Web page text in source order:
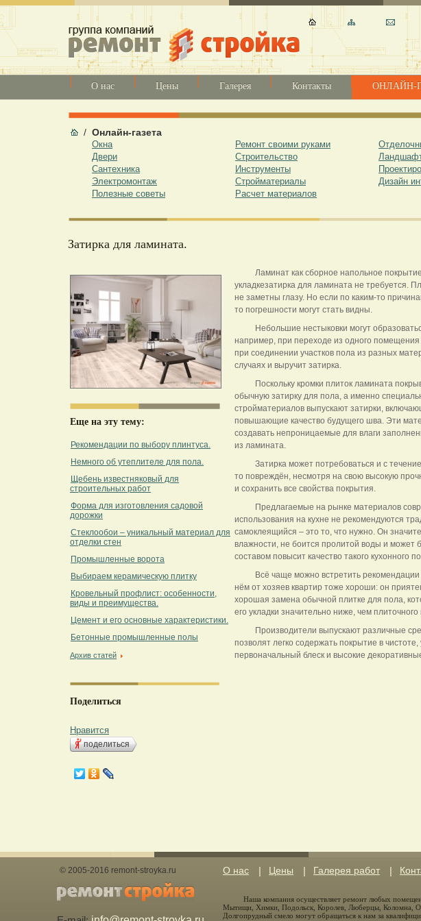
О нас Цены Галерея Контакты ОНЛАЙН-
/ Онлайн-газета
Окна Ремонт своими руками
Двери
Строительство
Сантехника
Инструменты
Электромонтаж
Стройматериалы Дизайн
Полезные советы
Расчет материалов
Затирка для ламината.
Ламинат как сборное напольное
укладкезатирка для ламината не требуется.
не заметны глазу. Но если по каким-то
то погрешности могут стать видны.
Небольшие нестыковки могут
например, при переходе из одного
при соединении участков пола из разных
случаях и выручит затирка.
Поскольку кромки плиток ламината
обычную затирку для пола, а именно
стройматериалов выпускают затирки,
повышающие качество будущего шва. Эти
создавать непроницаемые для влаги
из ламината.
Затирка может потребоваться и с
то повреждён, несмотря на свою высокую
и сохранить все свойства покрытия.
Предлагаемые на рынке материалов
использования на кухне не рекомендуются
самоклеящийся – это то, что нужно. Он
влажности, не боится пролитой воды и может
составом повысит качество такого кухонного
Всё чаще можно встретить
нём от хозяев квартир тоже хороши: он
хорошая замена обычной плитке для пола,
его укладки значительно ниже, чем плиточного
Производители выпускают различные
позволят легко содержать покрытие в
первоначальный блеск и высокие
Еще на эту тему:
Рекомендации по выбору плинтуса.
Немного об утеплителе для пола.
Щебень известняковый для
строительных работ
Форма для изготовления садовой
дорожки
Стеклообои – уникальный материал для
отделки стен
Промышленные ворота
Выбираем керамическую плитку
Кровельный профлист: особенности,
виды и преимущества.
Цемент и его основные характеристики.
Бетонные промышленные полы
Архив статей
Поделиться
Нравится
поделиться
О нас Цены Галерея работ
Наша компания осуществляет ремонт любых
Мытищи, Химки, Подольск, Королев, Люберцы, Коломна,
Долгопрудный смело могут обращаться к нам за
© 2005-2016 remont-stroyka.ru